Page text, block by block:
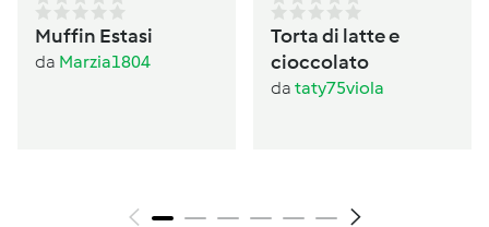
Muffin Estasi
da Marzia1804
Torta di latte e
cioccolato
da taty75viola